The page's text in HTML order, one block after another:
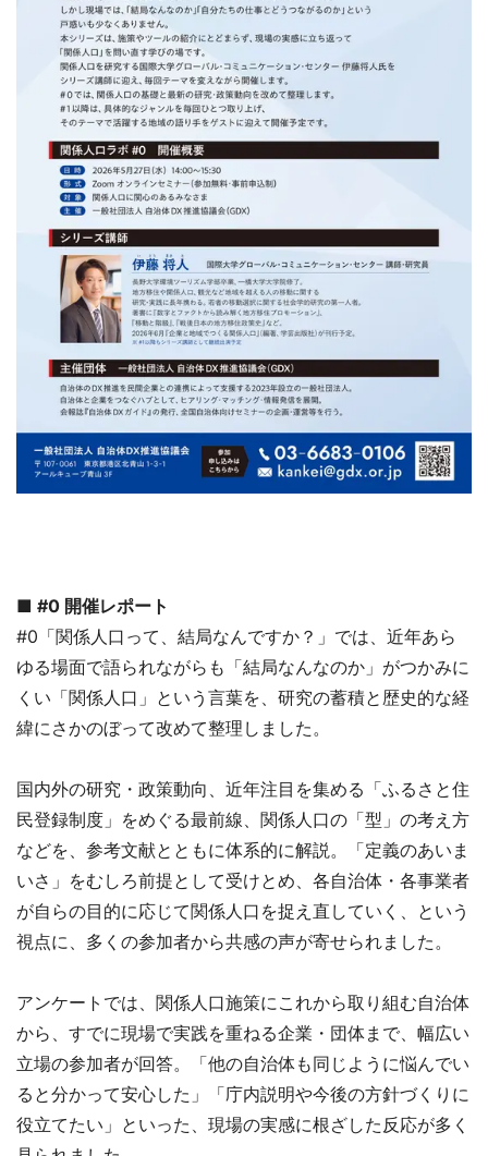
■ #0 開催レポート
#0「関係人口って、結局なんですか？」では、近年あら
ゆる場面で語られながらも「結局なんなのか」がつかみに
くい「関係人口」という言葉を、研究の蓄積と歴史的な経
緯にさかのぼって改めて整理しました。
国内外の研究・政策動向、近年注目を集める「ふるさと住
民登録制度」をめぐる最前線、関係人口の「型」の考え方
などを、参考文献とともに体系的に解説。「定義のあいま
いさ」をむしろ前提として受けとめ、各自治体・各事業者
が自らの目的に応じて関係人口を捉え直していく、という
視点に、多くの参加者から共感の声が寄せられました。
アンケートでは、関係人口施策にこれから取り組む自治体
から、すでに現場で実践を重ねる企業・団体まで、幅広い
立場の参加者が回答。「他の自治体も同じように悩んでい
ると分かって安心した」「庁内説明や今後の方針づくりに
役立てたい」といった、現場の実感に根ざした反応が多く